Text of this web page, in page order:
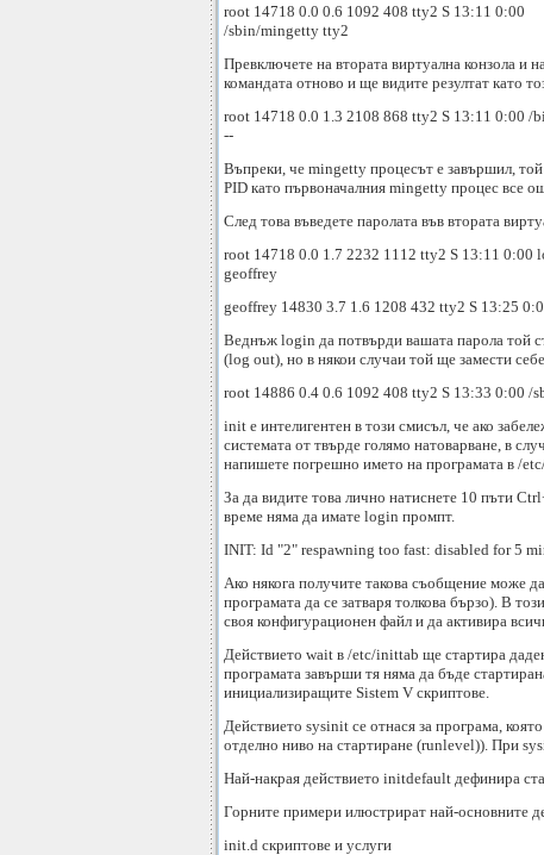
root 14718 0.0 0.6 1092 408 tty2 S 13:11 0:00
/sbin/mingetty tty2
Превключете на втората виртуална конзола и
командата отново и ще видите резултат като
root 14718 0.0 1.3 2108 868 tty2 S 13:11 0:00 /
--
Въпреки, че mingetty процесът е завършил,
PID като първоначалния mingetty процес все
След това въведете паролата във втората
root 14718 0.0 1.7 2232 1112 tty2 S 13:11 0:00
geoffrey
geoffrey 14830 3.7 1.6 1208 432 tty2 S 13:25
Веднъж login да потвърди вашата парола той
(log out), но в някои случаи той ще замести
root 14886 0.4 0.6 1092 408 tty2 S 13:33 0:00 /
init е интелигентен в този смисъл, че ако
системата от твърде голямо натоварване, в
напишете погрешно името на програмата в /
За да видите това лично натиснете 10 пъти
време няма да имате login промпт.
INIT: Id "2" respawning too fast: disabled for 5
Ако някога получите такова съобщение може
програмата да се затваря толкова бързо). В
своя конфигурационен файл и да активира
Действието wait в /etc/inittab ще стартира
програмата завърши тя няма да бъде
инициализиращите Sistem V скриптове.
Действието sysinit се отнася за програма,
отделно ниво на стартиране (runlevel)). При
Най-накрая действието initdefault дефинира
Горните примери илюстрират най-основните
init.d скриптове и услуги